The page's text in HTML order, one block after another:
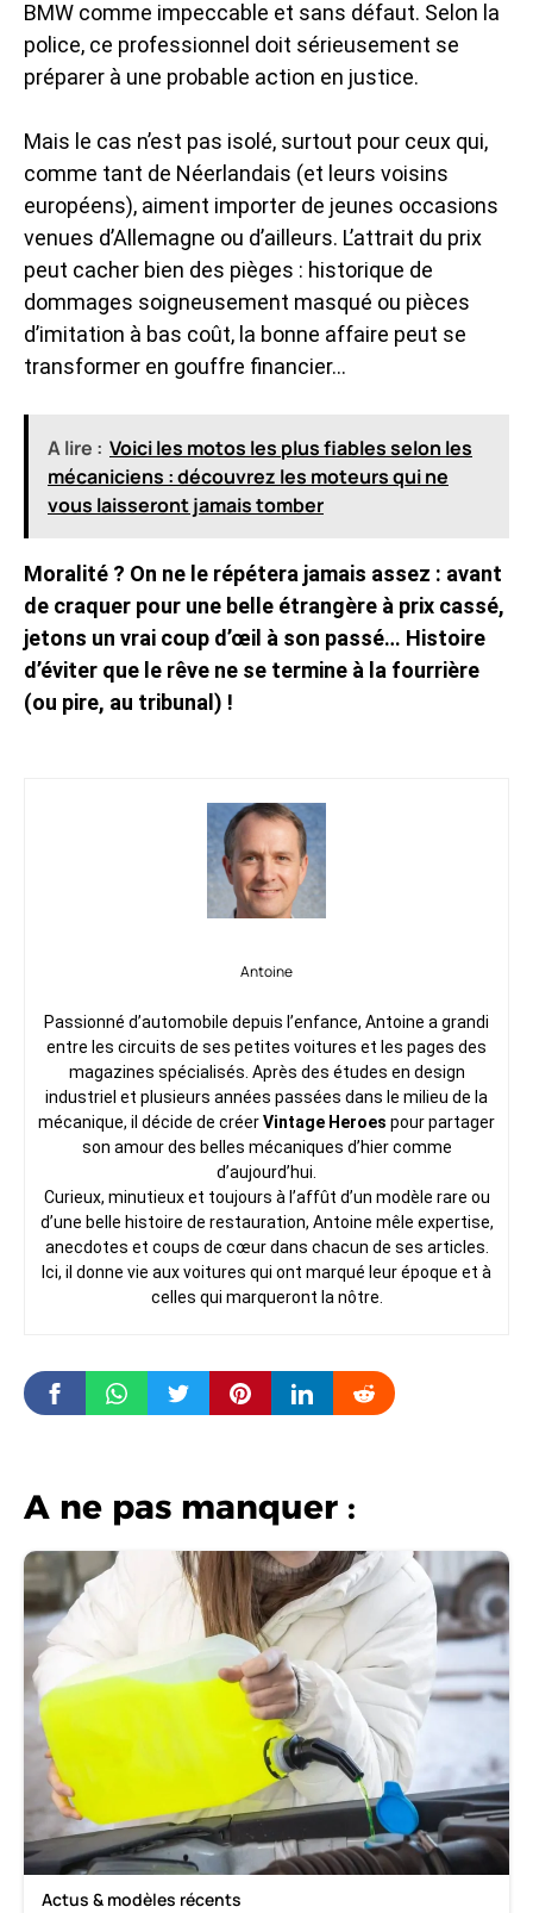
BMW comme impeccable et sans défaut. Selon la
police, ce professionnel doit sérieusement se
préparer à une probable action en justice.
Mais le cas n’est pas isolé, surtout pour ceux qui,
comme tant de Néerlandais (et leurs voisins
européens), aiment importer de jeunes occasions
venues d’Allemagne ou d’ailleurs. L’attrait du prix
peut cacher bien des pièges : historique de
dommages soigneusement masqué ou pièces
d’imitation à bas coût, la bonne affaire peut se
transformer en gouffre financier…
A lire : Voici les motos les plus fiables selon les
mécaniciens : découvrez les moteurs qui ne
vous laisseront jamais tomber
Moralité ? On ne le répétera jamais assez : avant
de craquer pour une belle étrangère à prix cassé,
jetons un vrai coup d’œil à son passé… Histoire
d’éviter que le rêve ne se termine à la fourrière
(ou pire, au tribunal) !
Antoine
Passionné d’automobile depuis l’enfance, Antoine a grandi
entre les circuits de ses petites voitures et les pages des
magazines spécialisés. Après des études en design
industriel et plusieurs années passées dans le milieu de la
mécanique, il décide de créerVintage Heroes pour partager
son amour des belles mécaniques d’hier comme
d’aujourd’hui.
Curieux, minutieux et toujours à l’affût d’un modèle rare ou
d’une belle histoire de restauration, Antoine mêle expertise,
anecdotes et coups de cœur dans chacun de ses articles.
Ici, il donne vie aux voitures qui ont marqué leur époque et à
celles qui marqueront la nôtre.
A ne pas manquer :
Actus & modèles récents